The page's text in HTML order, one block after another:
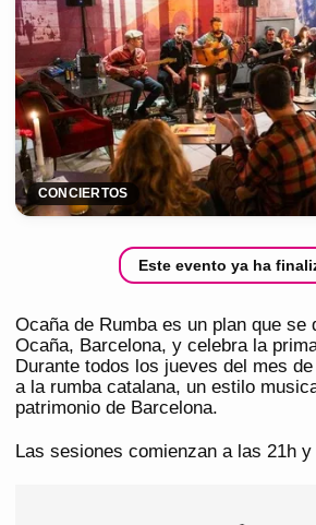
CONCIERTOS
Este evento ya ha
Ocaña de Rumba es un plan que se
Ocaña, Barcelona, y celebra la
Durante todos los jueves del mes
a la rumba catalana, un estilo
patrimonio de Barcelona.
Las sesiones comienzan a las 21h